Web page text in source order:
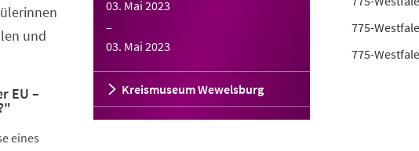
03. Mai 2023
–
03. Mai 2023
Kreismuseum Wewelsburg
und
EU –
eines
775-
775-